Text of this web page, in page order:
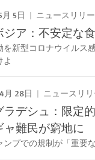
5日 ニュースリリ
ジア：不安定な
を新型コロナウイルス
よ
月 28日 ニュースリ
ラデシュ：限定
ャ難民が窮地に
ンプでの規制が「重要